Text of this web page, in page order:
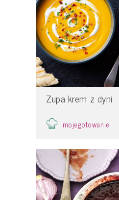
Zupa krem z dyni
mojegotowanie